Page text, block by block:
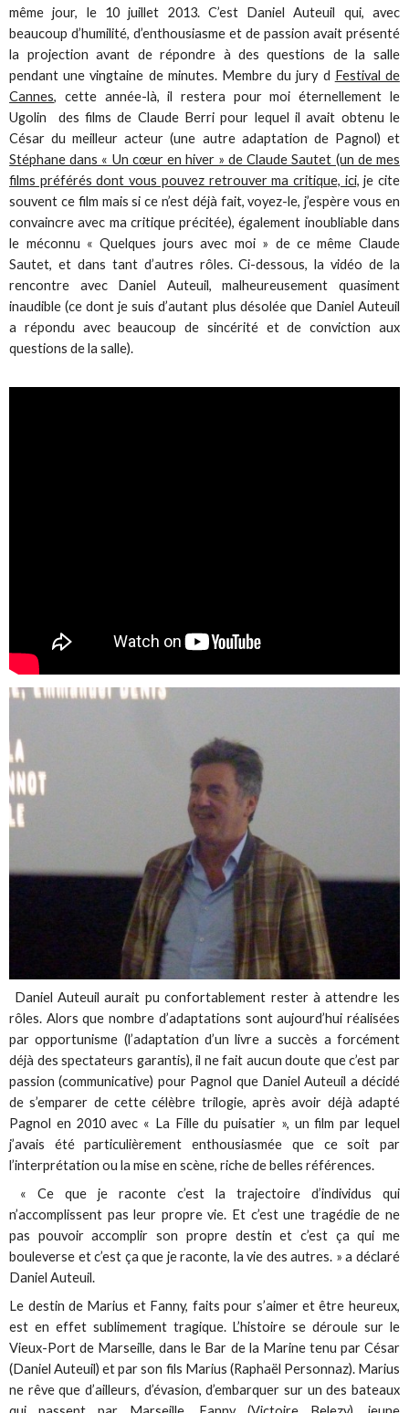
même jour, le 10 juillet 2013. C’est Daniel Auteuil qui, avec
beaucoup d’humilité, d’enthousiasme et de passion avait présenté
la projection avant de répondre à des questions de la salle
pendant une vingtaine de minutes. Membre du jury d Festival de
Cannes, cette année-là, il restera pour moi éternellement le
Ugolin des films de Claude Berri pour lequel il avait obtenu le
César du meilleur acteur (une autre adaptation de Pagnol) et
Stéphane dans « Un cœur en hiver » de Claude Sautet (un de mes
films préférés dont vous pouvez retrouver ma critique, ici, je cite
souvent ce film mais si ce n’est déjà fait, voyez-le, j’espère vous en
convaincre avec ma critique précitée), également inoubliable dans
le méconnu « Quelques jours avec moi » de ce même Claude
Sautet, et dans tant d’autres rôles. Ci-dessous, la vidéo de la
rencontre avec Daniel Auteuil, malheureusement quasiment
inaudible (ce dont je suis d’autant plus désolée que Daniel Auteuil
a répondu avec beaucoup de sincérité et de conviction aux
questions de la salle).
Daniel Auteuil aurait pu confortablement rester à attendre les
rôles. Alors que nombre d’adaptations sont aujourd’hui réalisées
par opportunisme (l’adaptation d’un livre a succès a forcément
déjà des spectateurs garantis), il ne fait aucun doute que c’est par
passion (communicative) pour Pagnol que Daniel Auteuil a décidé
de s’emparer de cette célèbre trilogie, après avoir déjà adapté
Pagnol en 2010 avec « La Fille du puisatier », un film par lequel
j’avais été particulièrement enthousiasmée que ce soit par
l’interprétation ou la mise en scène, riche de belles références.
« Ce que je raconte c’est la trajectoire d’individus qui
n’accomplissent pas leur propre vie. Et c’est une tragédie de ne
pas pouvoir accomplir son propre destin et c’est ça qui me
bouleverse et c’est ça que je raconte, la vie des autres. » a déclaré
Daniel Auteuil.
Le destin de Marius et Fanny, faits pour s’aimer et être heureux,
est en effet sublimement tragique. L’histoire se déroule sur le
Vieux-Port de Marseille, dans le Bar de la Marine tenu par César
(Daniel Auteuil) et par son fils Marius (Raphaël Personnaz). Marius
ne rêve que d’ailleurs, d’évasion, d’embarquer sur un des bateaux